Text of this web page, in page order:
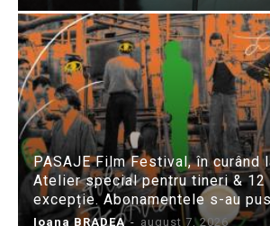
PASAJE Film Festival, în curând
Atelier special pentru tineri &
excepție. Abonamentele s-au
Ioana BRADEA - august 7, 2026